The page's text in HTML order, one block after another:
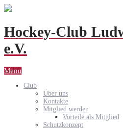
Hockey-Club
e.V.
Menu
Club
Über uns
Kontakte
Mitglied werden
Vorteile als Mitglied
Schutzkonzept